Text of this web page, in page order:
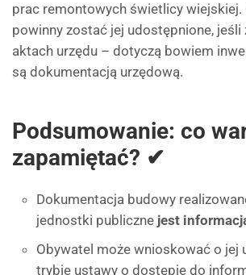
prac remontowych świetlicy wiejskiej.
powinny zostać jej udostępnione, jeśli
aktach urzędu – dotyczą bowiem
są dokumentacją urzędową.
Podsumowanie: co
zapamiętać? ✔
Dokumentacja budowy
jednostki publiczne jest
Obywatel może wnioskować o jej
trybie ustawy o dostępie do